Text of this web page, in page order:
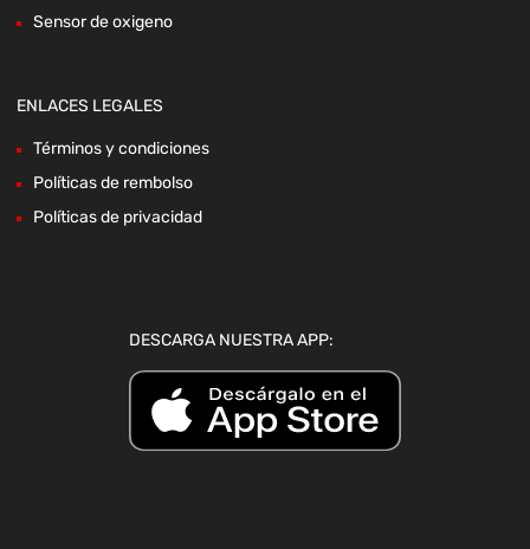
Sensor de oxigeno
ENLACES LEGALES
Términos y condiciones
Políticas de rembolso
Políticas de privacidad
DESCARGA NUESTRA APP: